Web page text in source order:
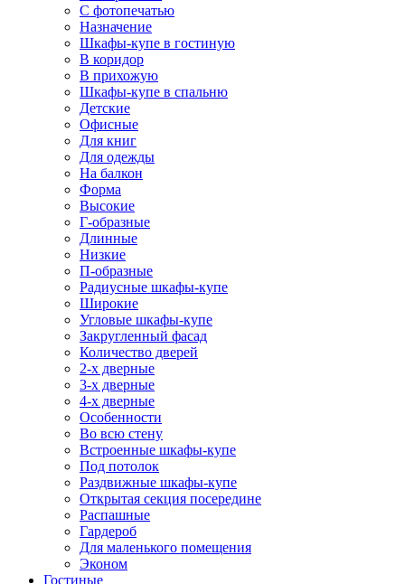
С фотопечатью
Назначение
Шкафы-купе в гостиную
В коридор
В прихожую
Шкафы-купе в спальню
Детские
Офисные
Для книг
Для одежды
На балкон
Форма
Высокие
Г-образные
Длинные
Низкие
П-образные
Радиусные шкафы-купе
Широкие
Угловые шкафы-купе
Закругленный фасад
Количество дверей
2-х дверные
3-х дверные
4-х дверные
Особенности
Во всю стену
Встроенные шкафы-купе
Под потолок
Раздвижные шкафы-купе
Открытая секция посередине
Распашные
Гардероб
Для маленького помещения
Эконом
Гостиные